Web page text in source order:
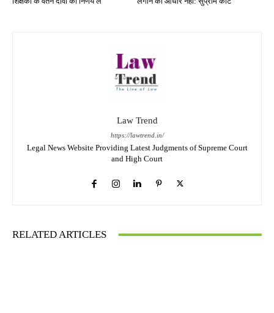
Law Trend
https://lawtrend.in/
Legal News Website Providing Latest Judgments of Supreme Court
and High Court
RELATED ARTICLES